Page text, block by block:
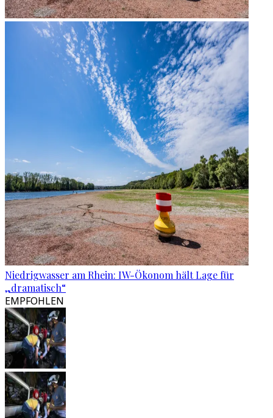
Niedrigwasser am Rhein: IW-Ökonom hält Lage für
„dramatisch“
EMPFOHLEN